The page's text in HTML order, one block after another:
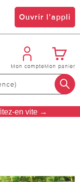
Ouvrir l’appli
Mon compteMon panier
en vite →